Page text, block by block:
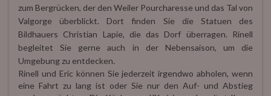
zum Bergrücken, der den Weiler Pourcharesse und das Tal von
Valgorge überblickt. Dort finden Sie die Statuen des
Bildhauers Christian Lapie, die das Dorf überragen. Rinell
begleitet Sie gerne auch in der Nebensaison, um die
Umgebung zu entdecken.
Rinell und Eric können Sie jederzeit irgendwo abholen, wenn
eine Fahrt zu lang ist oder Sie nur den Auf- und Abstieg